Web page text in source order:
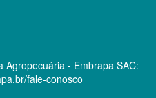
Agropecuária - Embrapa SAC:
fale-conosco